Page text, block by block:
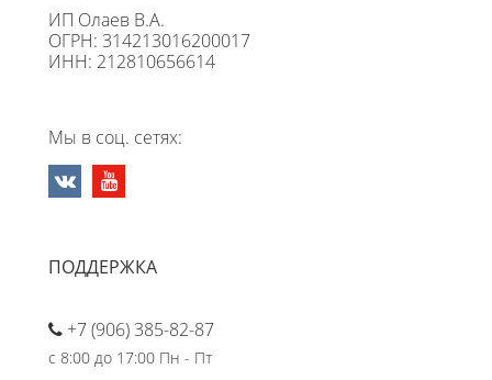
ИП Олаев В.А.
ОГРН: 314213016200017
ИНН: 212810656614
Мы в соц. сетях:
ПОДДЕРЖКА
+7 (906) 385-82-87
с 8:00 до 17:00 Пн - Пт